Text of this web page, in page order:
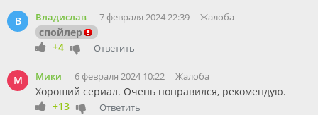
В Владислав 7 февраля 2024 22:39 Жалоба
спойлер
+4
Ответить
М Мики 6 февраля 2024 10:22 Жалоба
Хороший сериал. Очень понравился, рекомендую.
+13
Ответить